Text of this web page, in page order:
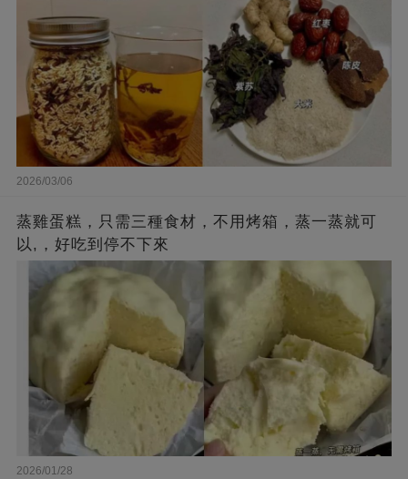
2026/03/06
蒸雞蛋糕，只需三種食材，不用烤箱，蒸一蒸就可
以,，好吃到停不下來
2026/01/28